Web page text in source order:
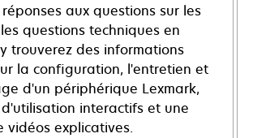
aux questions sur les
questions techniques en
trouverez des informations
la configuration, l'entretien et
d'un périphérique Lexmark,
interactifs et une
vidéos explicatives.